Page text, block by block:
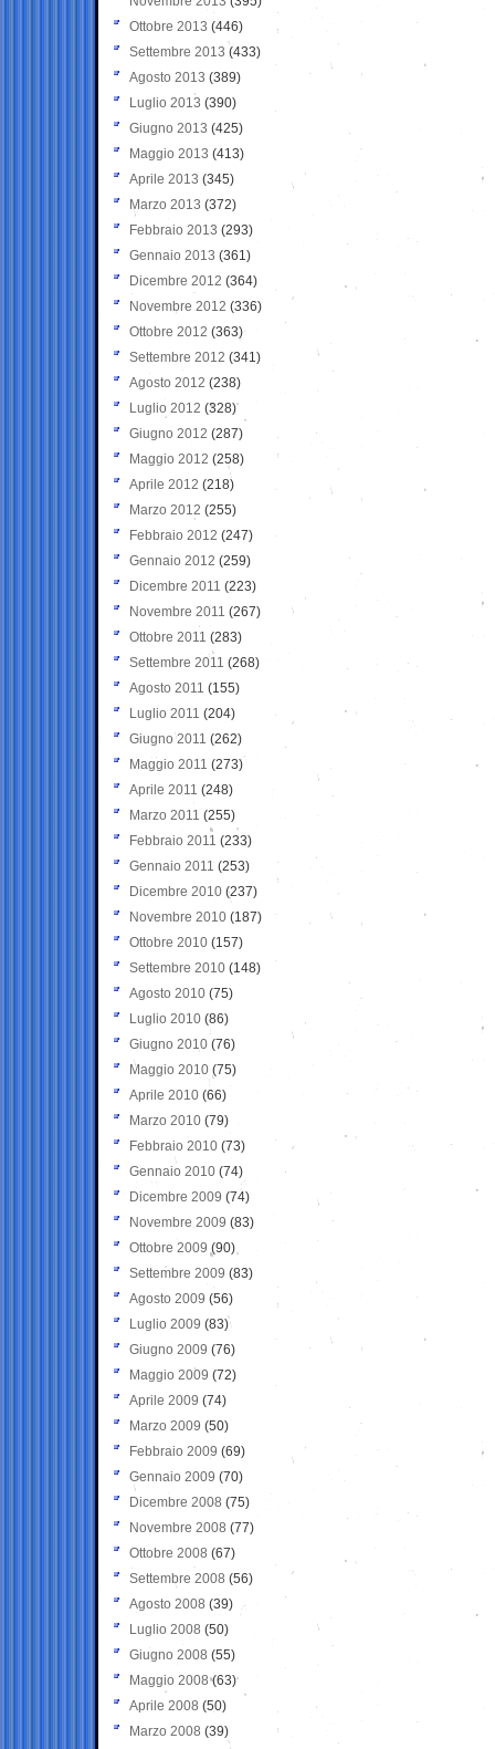
Ottobre 2013 (446)
Settembre 2013 (433)
Agosto 2013 (389)
Luglio 2013 (390)
Giugno 2013 (425)
Maggio 2013 (413)
Aprile 2013 (345)
Marzo 2013 (372)
Febbraio 2013 (293)
Gennaio 2013 (361)
Dicembre 2012 (364)
Novembre 2012 (336)
Ottobre 2012 (363)
Settembre 2012 (341)
Agosto 2012 (238)
Luglio 2012 (328)
Giugno 2012 (287)
Maggio 2012 (258)
Aprile 2012 (218)
Marzo 2012 (255)
Febbraio 2012 (247)
Gennaio 2012 (259)
Dicembre 2011 (223)
Novembre 2011 (267)
Ottobre 2011 (283)
Settembre 2011 (268)
Agosto 2011 (155)
Luglio 2011 (204)
Giugno 2011 (262)
Maggio 2011 (273)
Aprile 2011 (248)
Marzo 2011 (255)
Febbraio 2011 (233)
Gennaio 2011 (253)
Dicembre 2010 (237)
Novembre 2010 (187)
Ottobre 2010 (157)
Settembre 2010 (148)
Agosto 2010 (75)
Luglio 2010 (86)
Giugno 2010 (76)
Maggio 2010 (75)
Aprile 2010 (66)
Marzo 2010 (79)
Febbraio 2010 (73)
Gennaio 2010 (74)
Dicembre 2009 (74)
Novembre 2009 (83)
Ottobre 2009 (90)
Settembre 2009 (83)
Agosto 2009 (56)
Luglio 2009 (83)
Giugno 2009 (76)
Maggio 2009 (72)
Aprile 2009 (74)
Marzo 2009 (50)
Febbraio 2009 (69)
Gennaio 2009 (70)
Dicembre 2008 (75)
Novembre 2008 (77)
Ottobre 2008 (67)
Settembre 2008 (56)
Agosto 2008 (39)
Luglio 2008 (50)
Giugno 2008 (55)
Maggio 2008(63)
Aprile 2008 (50)
Marzo 2008 (39)